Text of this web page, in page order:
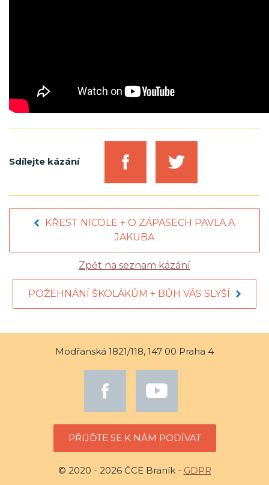
Sdílejte kázání
KŘEST NICOLE + O ZÁPASECH PAVLA A
JAKUBA
Zpět na seznam kázání
POŽEHNÁNÍ ŠKOLÁKŮM + BŮH VÁS SLYŠÍ
Modřanská 1821/118, 147 00 Praha 4
PŘIJĎTE SE K NÁM PODÍVAT
© 2020 - 2026 ČCE Braník - GDPR